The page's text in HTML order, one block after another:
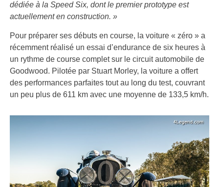
dédiée à la Speed Six, dont le premier prototype est
actuellement en construction. »
Pour préparer ses débuts en course, la voiture « zéro » a
récemment réalisé un essai d’endurance de six heures à
un rythme de course complet sur le circuit automobile de
Goodwood. Pilotée par Stuart Morley, la voiture a offert
des performances parfaites tout au long du test, couvrant
un peu plus de 611 km avec une moyenne de 133,5 km/h.